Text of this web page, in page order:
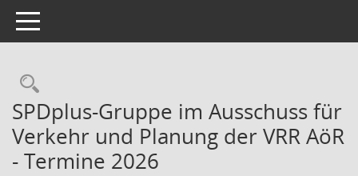
Toggle navigation
Rechercheauswahl
SPDplus-Gruppe im Ausschuss für
Verkehr und Planung der VRR AöR
- Termine 2026